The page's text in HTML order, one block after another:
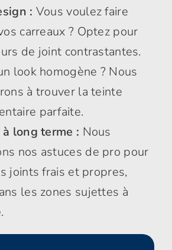
: Vous voulez faire
carreaux ? Optez pour
de joint contrastantes.
look homogène ? Nous
à trouver la teinte
parfaite.
long terme : Nous
nos astuces de pro pour
joints frais et propres,
les zones sujettes à